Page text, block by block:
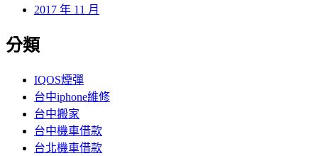
2017 年 11 月
分類
IQOS煙彈
台中iphone維修
台中搬家
台中機車借款
台北機車借款